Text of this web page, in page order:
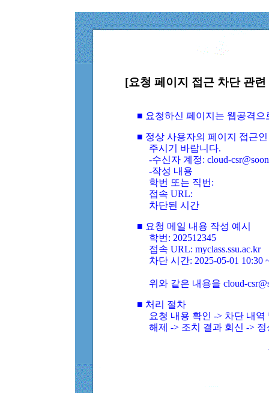
[요청 페이지 접근 차단 관
■ 요청하신 페이지는 웹공격
■ 정상 사용자의 페이지 접근
주시기 바랍니다.
-수신자 계정: cloud-
-작성 내용
학번 또는 직번:
접속 URL:
차단된 시간
■ 요청 메일 내용 작성 예시
학번: 202512345
접속 URL: myclass.ssu.ac.kr
차단 시간: 2025-05-01 10:30
위와 같은 내용을 cloud-
■ 처리 절차
요청 내용 확인 -> 차단 내
해제 -> 조치 결과 회신 ->